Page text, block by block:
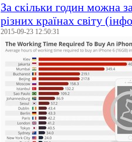
За скільки годин можна
різних країнах світу
2015-09-23 12:50:31